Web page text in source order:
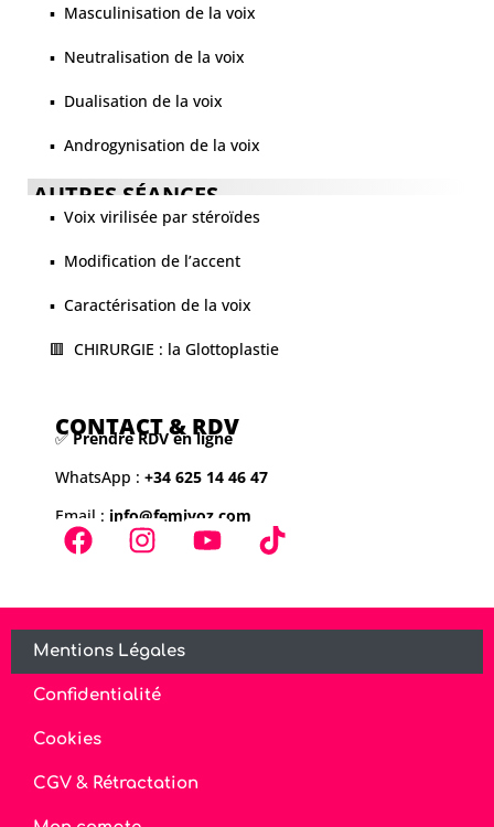
▪️ Masculinisation de la voix
▪️ Neutralisation de la voix
▪️ Dualisation de la voix
▪️ Androgynisation de la voix
AUTRES SÉANCES
▪️ Voix virilisée par stéroïdes
▪️ Modification de l’accent
▪️ Caractérisation de la voix
🟥 CHIRURGIE : la Glottoplastie
CONTACT & RDV
✅Prendre RDV en ligne
WhatsApp : +34 625 14 46 47
Email : info@femivoz.com
Mentions Légales
Confidentialité
Cookies
CGV & Rétractation